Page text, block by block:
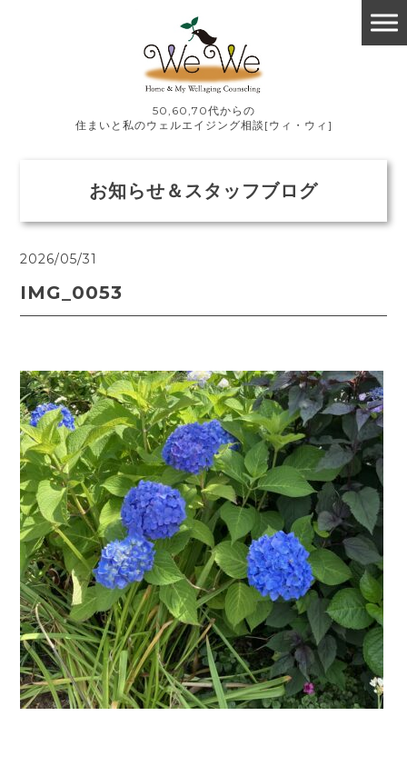
50,60,70代からの
住まいと私のウェルエイジング相談[ウィ・ウィ]
お知らせ＆スタッフブログ
2026/05/31
IMG_0053